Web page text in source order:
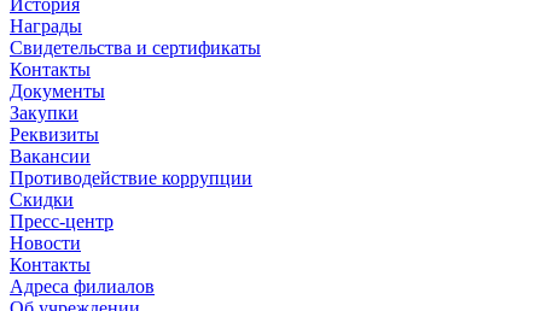
История
Награды
Свидетельства и сертификаты
Контакты
Документы
Закупки
Реквизиты
Вакансии
Противодействие коррупции
Скидки
Пресс-центр
Новости
Контакты
Адреса филиалов